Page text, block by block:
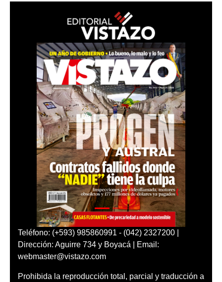
Teléfono: (+593) 985860991 - (042) 2327200 |
Dirección: Aguirre 734 y Boyacá | Email:
webmaster@vistazo.com
Prohibida la reproducción total, parcial y traducción a